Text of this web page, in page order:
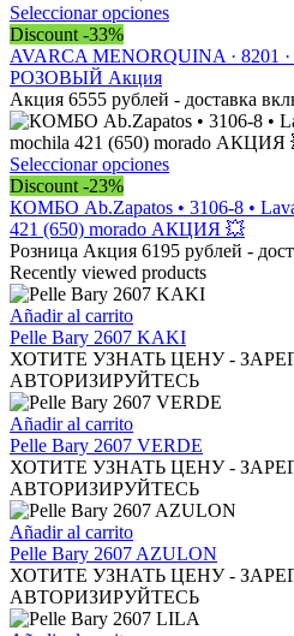
producto
se
elegir
la
página
de
producto
Seleccionar opcionesEste
tiene
variantes.
Las
opciones
se
elegir
en
la
página
de
Discount -33%
AVARCA MENORQUINA · 8201
РОЗОВЫЙ Акция
Акция 6555 рублей - доставка
Seleccionar opcionesEste
tiene
múltiples
variantes.
Las
opciones
pueden
elegir
en
la
de
producto
Discount -23%
КОМБО Ab.Zapatos • 3106-8 •
421 (650) morado АКЦИЯ 💥
Розница Акция 6195 рублей -
Recently viewed products
Añadir al carrito
Pelle Bary 2607 KAKI
ХОТИТЕ УЗНАТЬ ЦЕНУ -
АВТОРИЗИРУЙТЕСЬ
Añadir al carrito
Pelle Bary 2607 VERDE
ХОТИТЕ УЗНАТЬ ЦЕНУ -
АВТОРИЗИРУЙТЕСЬ
Añadir al carrito
Pelle Bary 2607 AZULON
ХОТИТЕ УЗНАТЬ ЦЕНУ -
АВТОРИЗИРУЙТЕСЬ